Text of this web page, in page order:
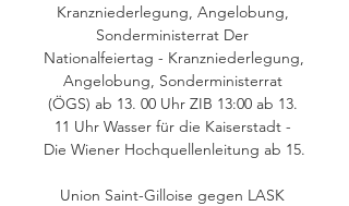
Kranzniederlegung, Angelobung,
Sonderministerrat Der
Nationalfeiertag - Kranzniederlegung,
Angelobung, Sonderministerrat
(ÖGS) ab 13. 00 Uhr ZIB 13:00 ab 13.
11 Uhr Wasser für die Kaiserstadt -
Die Wiener Hochquellenleitung ab 15.
Union Saint-Gilloise gegen LASK